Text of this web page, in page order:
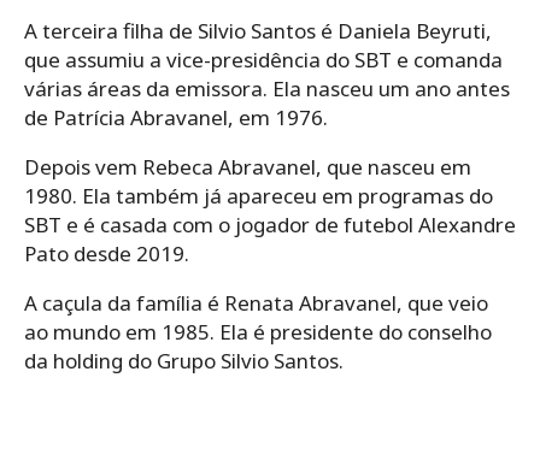
A terceira filha de Silvio Santos é Daniela Beyruti,
que assumiu a vice-presidência do SBT e comanda
várias áreas da emissora. Ela nasceu um ano antes
de Patrícia Abravanel, em 1976.
Depois vem Rebeca Abravanel, que nasceu em
1980. Ela também já apareceu em programas do
SBT e é casada com o jogador de futebol Alexandre
Pato desde 2019.
A caçula da família é Renata Abravanel, que veio
ao mundo em 1985. Ela é presidente do conselho
da holding do Grupo Silvio Santos.